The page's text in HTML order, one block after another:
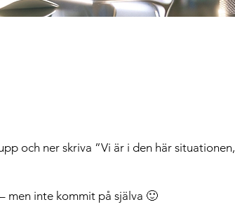
och ner skriva ”Vi är i den här situationen,
men inte kommit på själva 🙂